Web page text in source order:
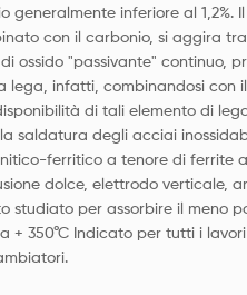
generalmente inferiore al 1,2%.
con il carbonio, si aggira tra
ossido "passivante" continuo,
lega, infatti, combinandosi
di tali elemento di
saldatura degli acciai
ferritico a tenore di ferrite
dolce, elettrodo verticale,
studiato per assorbire il meno
+ 350°C Indicato per tutti i